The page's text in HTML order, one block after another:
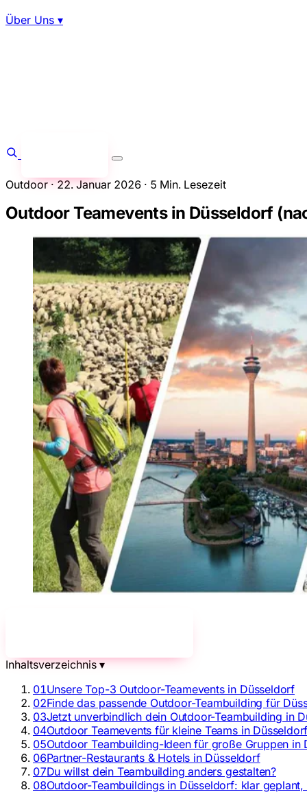
Über Uns ▾
Outdoor · 22. Januar 2026 · 5 Min. Lesezeit
Outdoor Teamevents in Düsseldorf
Inhaltsverzeichnis▾
01Unsere Top-3 Outdoor-Teamevents in Düsseldorf
02Finde das passende Outdoor-Teambuilding für
03Jetzt unverbindlich dein Outdoor-Teambuilding in
04Outdoor Teamevents für kleine Teams in Düsseldorf
05Outdoor Teambuilding-Ideen für große Gruppen in
06Partner-Restaurants & Hotels in Düsseldorf
07Du willst dein Teambuilding anders gestalten?
08Outdoor-Teambuildings in Düsseldorf: klar